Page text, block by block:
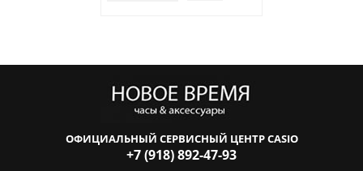
ОФИЦИАЛЬНЫЙ СЕРВИСНЫЙ ЦЕНТР CASIO
+7 (918) 892-47-93